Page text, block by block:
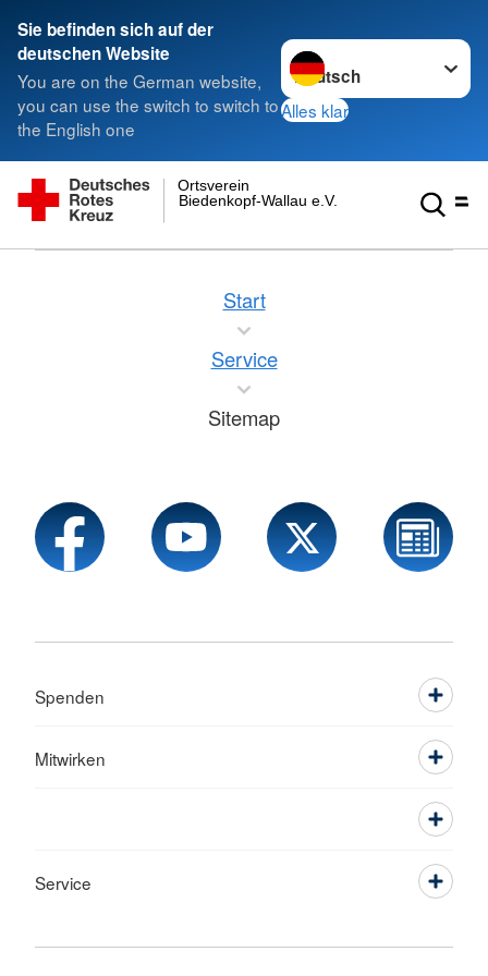
Sie befinden sich auf der
deutschen Website
You are on the German website,
you can use the switch to switch to
the English one
Sprache wechseln zu
Alles klar
Biedenkopf-Wallau e.V.
Ortsverein
Start
Service
Sitemap
Spenden
Mitwirken
Service